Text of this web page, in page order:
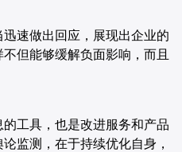
速做出回应，展现出企业的
但能够缓解负面影响，而且
工具，也是改进服务和产品
监测，在于持续优化自身，